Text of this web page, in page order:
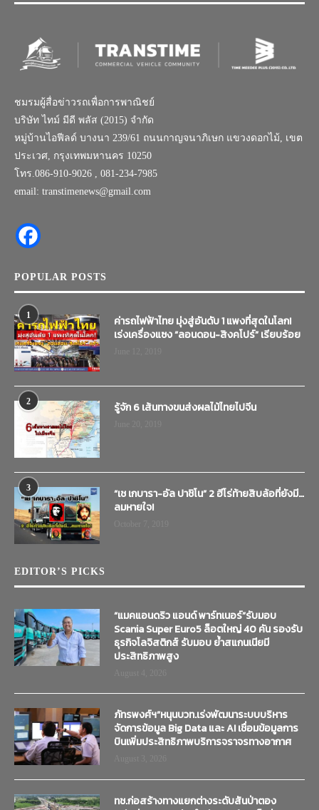
ชมรมผู้สื่อข่าวรถเพื่อการพาณิชย์
บริษัท ไทม์ มีดี พลัส (2015) จำกัด
หมู่บ้านไอฟีลด์ บางนา 239/61 ถนนกาญจนาภิเษก แขวงดอกไม้, เขต
ประเวศ, กรุงเทพมหานคร 10250
โทร.086-910-9026 , 081-234-7985
email: transtimenews@gmail.com
POPULAR POSTS
1
ค่ารถไฟฟ้าไทย มุ่งสู่อันดับ 1 แพงที่สุดในโลก!
เร่งเครื่องแซง “ลอนดอน-สิงคโปร์” เรียบร้อย
2 รู้จัก 6 เส้นทางขนส่งผลไม้ไทยไปจีน
3
“เช เกบารา-อัล ปาชิโน” 2 ฮีโร่ท้ายสิบล้อที่ยังมี…
ลมหายใจ!
EDITOR’S PICKS
“แมคแอนดริว แอนด์ พาร์ทเนอร์”รับมอบ
Scania Super Euro5 ล็อตใหญ่ 40 คัน รองรับ
ธุรกิจโลจิสติกส์ รับมอบ ย้ำสแกนเนียมี
ประสิทธิภาพสูง
ภัทรพงศ์ฯ”หนุนบวท.เร่งพัฒนาระบบบริหาร
จัดการข้อมูล Big Data และ AI เชื่อมข้อมูลการ
บินเพิ่มประสิทธิภาพบริการจราจรทางอากาศ
ทช.ก่อสร้างทางแยกต่างระดับสันป่าตอง